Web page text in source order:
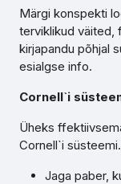
Märgi konspekti
terviklikud väited,
kirjapandu põhjal
esialgse info.
Cornell`i
Üheks
Cornell`i süsteemi.
Jaga paber,